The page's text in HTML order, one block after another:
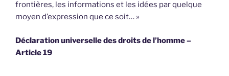
frontières, les informations et les idées par quelque
moyen d’expression que ce soit… »
Déclaration universelle des droits de l’homme –
Article 19